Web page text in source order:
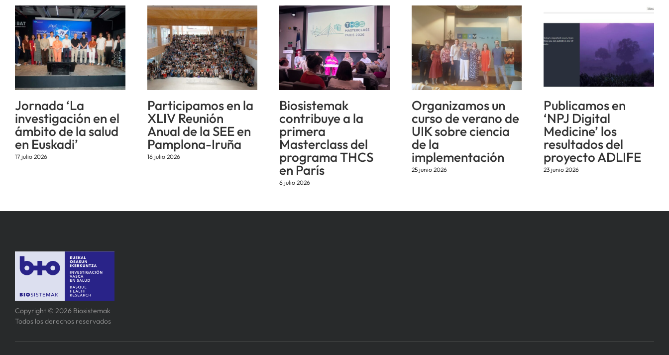
Jornada ‘La
investigación en el
ámbito de la salud
en Euskadi’
17 julio 2026
Participamos en la
XLIV Reunión
Anual de la SEE en
Pamplona-Iruña
16 julio 2026
Biosistemak
contribuye a la
primera
Masterclass del
programa THCS
en París
6 julio 2026
Organizamos un
curso de verano de
UIK sobre ciencia
de la
implementación
25 junio 2026
Publicamos en
‘NPJ Digital
Medicine’ los
resultados del
proyecto ADLIFE
23 junio 2026
Copyright © 2026 Biosistemak
Todos los derechos reservados